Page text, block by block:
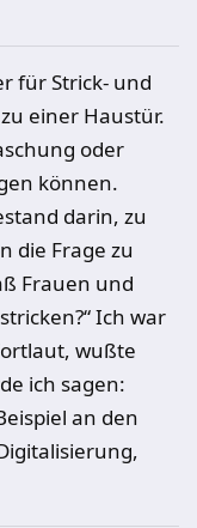
für Strick- und
einer Haustür.
oder
können.
darin, zu
die Frage zu
Frauen und
Ich war
wußte
ich sagen:
an den